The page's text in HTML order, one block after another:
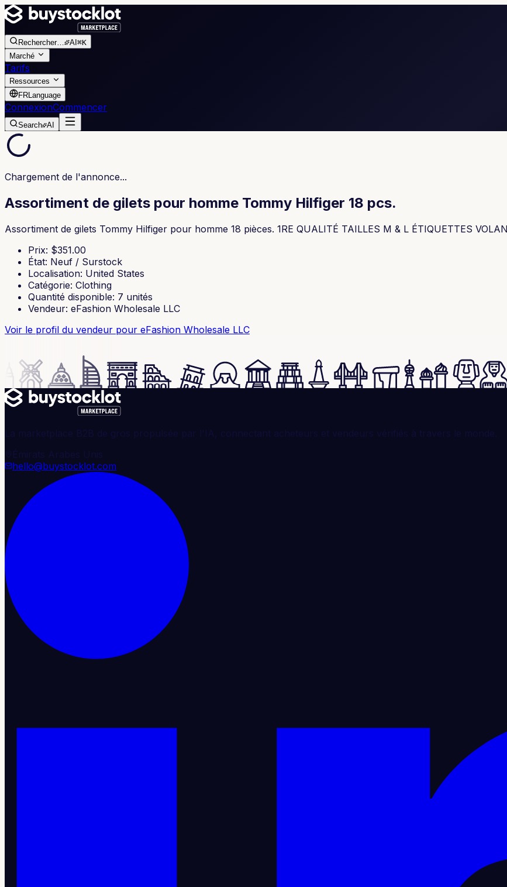
Rechercher… AI ⌘K
Marché
Tarifs
Ressources
FRLanguage
ConnexionCommencer
Search AI
Chargement de l'annonce...
Assortiment de gilets pour homme Tommy Hilfiger 18 pcs.
Assortiment de gilets Tommy Hilfiger pour homme 18 pièces. 1RE QUALITÉ TAILLES M & L ÉTIQUETTES
Prix: $351.00
État: Neuf / Surstock
Localisation: United States
Catégorie: Clothing
Quantité disponible: 7 unités
Vendeur: eFashion Wholesale LLC
Voir le profil du vendeur pour eFashion Wholesale LLC
La marketplace B2B de gros propulsée par l'IA, connectant acheteurs et vendeurs vérifiés à travers le monde.
Émirats Arabes Unis
hello@buystocklot.com